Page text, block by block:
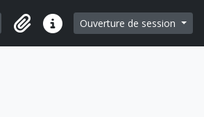
Search in browse page
Liens rapidesOuverture de session